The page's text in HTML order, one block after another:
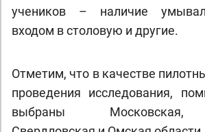
учеников – наличие
входом в столовую и другие.
Отметим, что в качестве
проведения исследования,
выбраны Московская,